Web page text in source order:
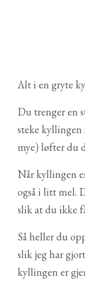
Alt i en gryte
Du trenger en
steke
mye) løfter du
Når kyllingen
også i litt mel.
slik at du ikke
Så heller du
slik jeg har
kyllingen er